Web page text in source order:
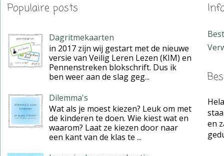
Populaire posts
Dagritmekaarten
in 2017 zijn wij gestart met de nieuwe
versie van Veilig Leren Lezen (KIM) en
Pennenstreken blokschrift. Dus ik
ben weer aan de slag geg...
Dilemma's
Wat als je moest kiezen? Leuk om met
de kinderen te doen. Wie kiest wat en
waarom? Laat ze kiezen door naar
een kant van de klas te ...
en